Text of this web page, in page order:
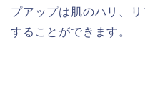
プアップは肌のハリ、
することができます。